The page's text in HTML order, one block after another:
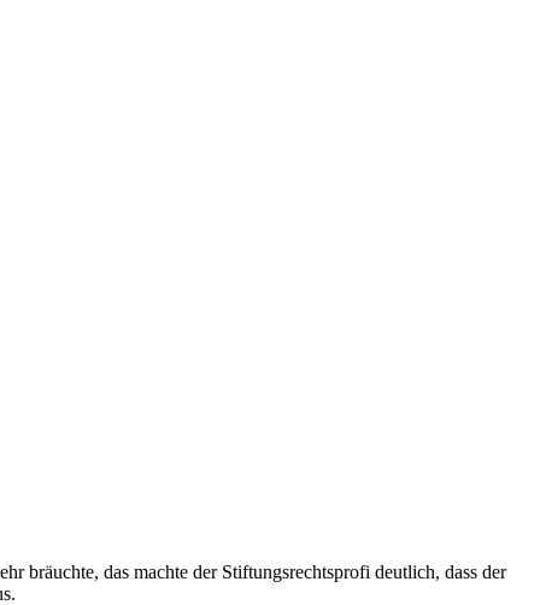
bräuchte, das machte der Stiftungsrechtsprofi deutlich, dass der